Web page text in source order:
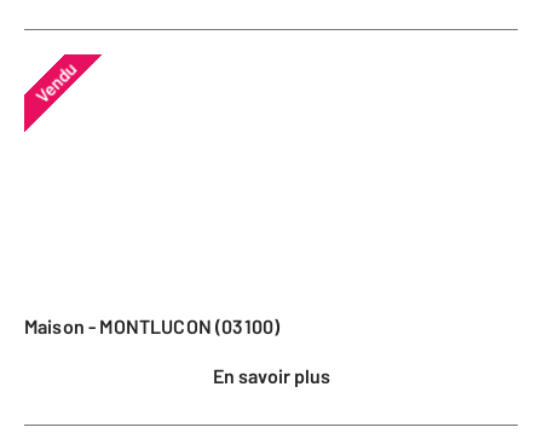
Vendu
Maison - MONTLUCON (03100)
En savoir plus